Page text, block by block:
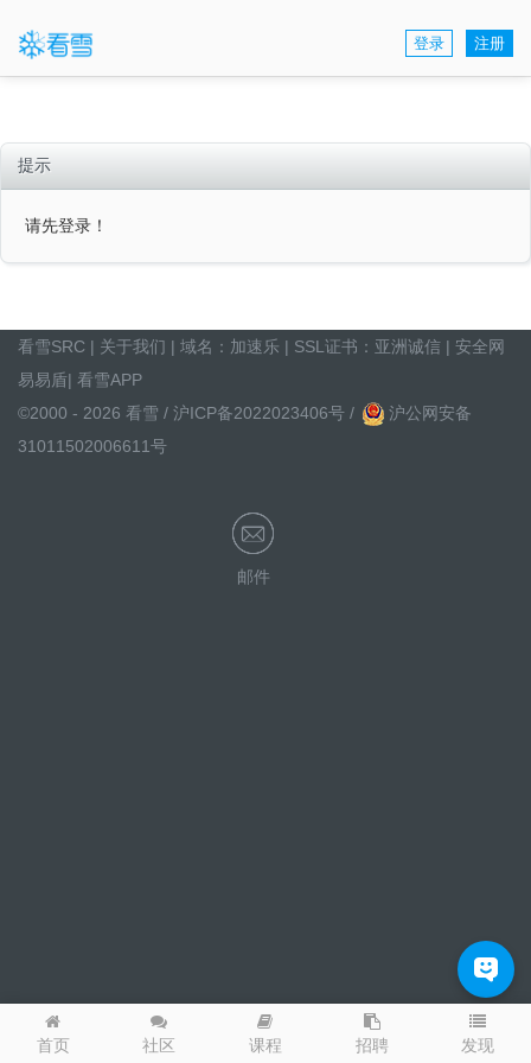
登录 注册
首页 社区 课程 招聘 发现
提示
请先登录！
看雪SRC | 关于我们 | 域名： 加速乐 | SSL证书： 亚洲诚信 | 安全网
易易盾| 看雪APP
©2000 - 2026 看雪 / 沪ICP备2022023406号 /
沪公网安备
31011502006611号
邮件